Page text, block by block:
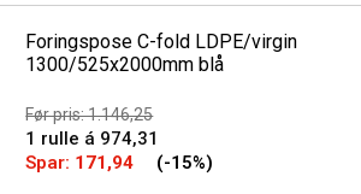
Foringspose C-fold LDPE/virgin
1300/525x2000mm blå
Før pris: 1.146,25
1 rulle á 974,31
Spar: 171,94 (-15%)